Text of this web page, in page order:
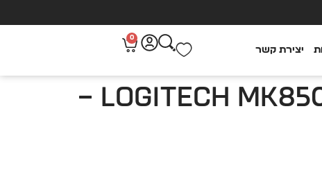
יצירת קשר
0
סט פרימיום מקלדת ועכבר Logitech MK850 Performance –